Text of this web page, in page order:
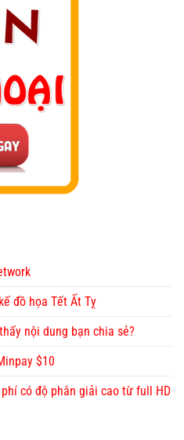
đồ họa Tết Ất Tỵ
nội dung bạn chia sẻ?
$10
có độ phân giải cao từ full HD